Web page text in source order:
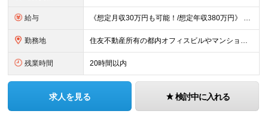
給与 《想定月収30万円も可能！/想定年収380万円》 ■月給24万5000円以上＋賞与年2回(2カ月/2025年実績)＋時間外手当＋資格手当＋役職手当＋交通費 ………… ≪昇給、賞与、および各種諸手当につ
勤務地 住友不動産所有の都内オフィスビルやマンションでの勤務となります。 ★希望を考慮し、転居を伴う転勤はありません。 ★新宿・日本橋・半蔵門・飯田橋・秋葉原・中野・大崎をはじめとした23区のビルが対象です。
残業時間 20時間以内
求人を見る 検討中に入れる